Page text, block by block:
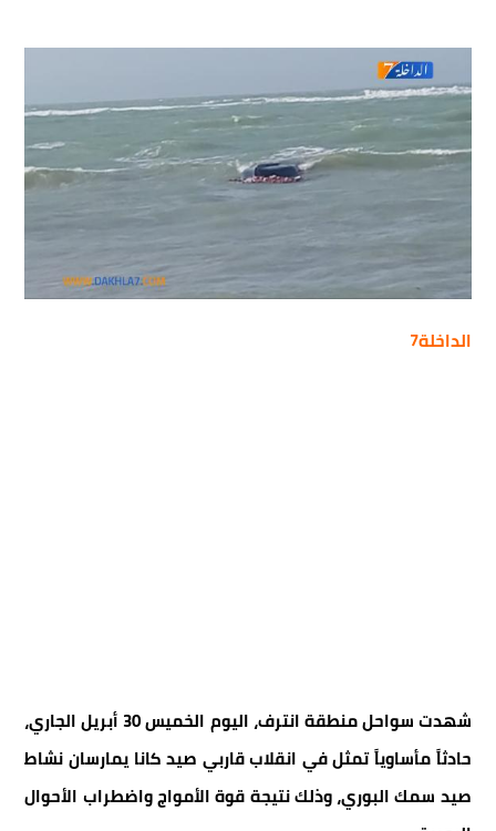
الداخلة7
شهدت سواحل منطقة انترف، اليوم الخميس 30 أبريل الجاري،
حادثاً مأساوياً تمثل في انقلاب قاربي صيد كانا يمارسان نشاط
صيد سمك البوري، وذلك نتيجة قوة الأمواج واضطراب الأحوال